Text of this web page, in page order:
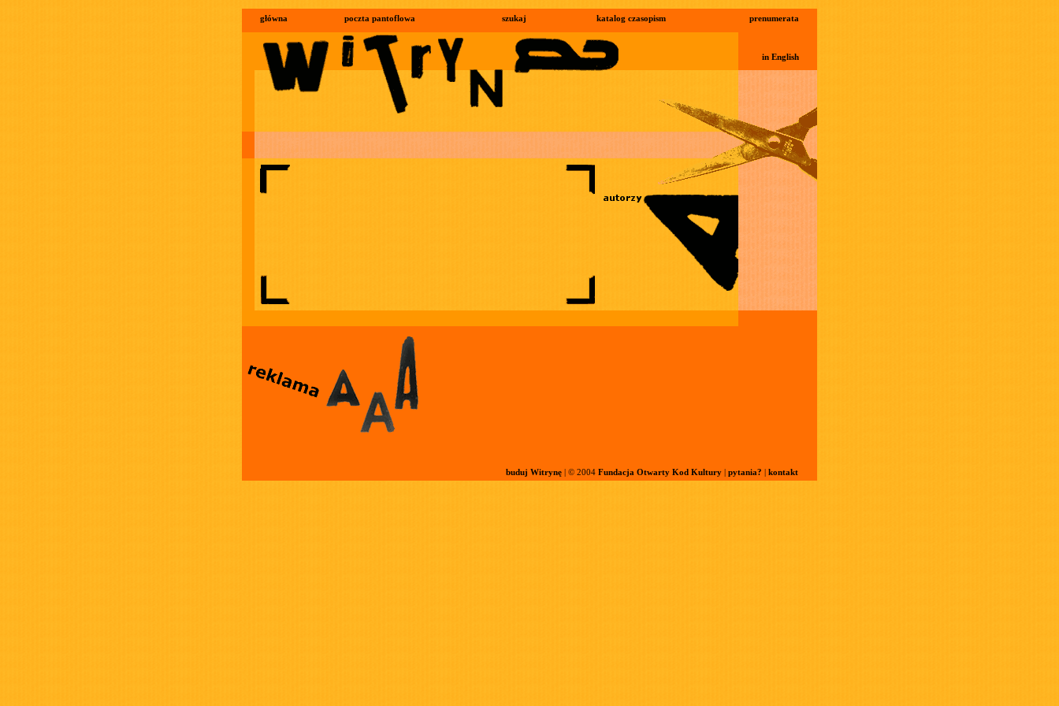
główna poczta pantoflowa szukaj katalog czasopism prenumerata
in English
buduj Witrynę | © 2004 Fundacja Otwarty Kod Kultury | pytania? | kontakt